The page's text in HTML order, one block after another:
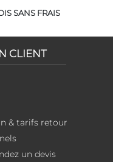
SANS FRAIS
CLIENT
& tarifs retour
un devis